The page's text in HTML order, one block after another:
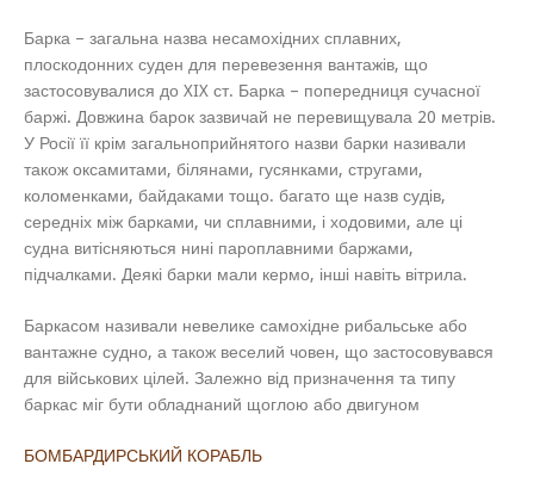
Барка – загальна назва несамохідних сплавних,
плоскодонних суден для перевезення вантажів, що
застосовувалися до XIX ст. Барка – попередниця сучасної
баржі. Довжина барок зазвичай не перевищувала 20 метрів.
У Росії її крім загальноприйнятого назви барки називали
також оксамитами, білянами, гусянками, стругами,
коломенками, байдаками тощо. багато ще назв судів,
середніх між барками, чи сплавними, і ходовими, але ці
судна витісняються нині пароплавними баржами,
підчалками. Деякі барки мали кермо, інші навіть вітрила.
Баркасом називали невелике самохідне рибальське або
вантажне судно, а також веселий човен, що застосовувався
для військових цілей. Залежно від призначення та типу
баркас міг бути обладнаний щоглою або двигуном
БОМБАРДИРСЬКИЙ КОРАБЛЬ